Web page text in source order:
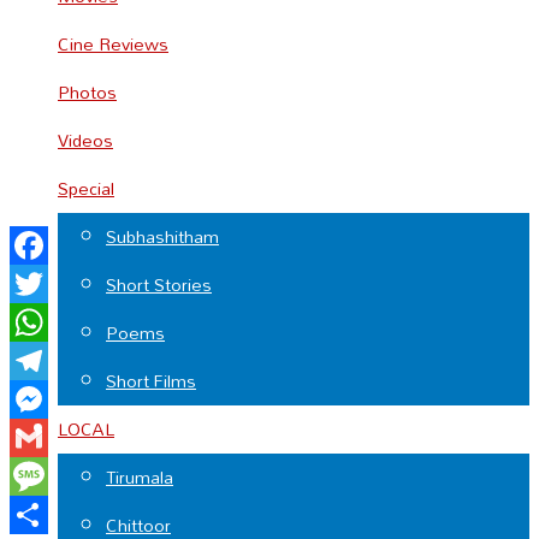
Cine Reviews
Photos
Videos
Special
Subhashitham
Short Stories
Poems
Short Films
LOCAL
Tirumala
Chittoor
Facebook
Twitter
WhatsApp
Telegram
Messenger
Gmail
Message